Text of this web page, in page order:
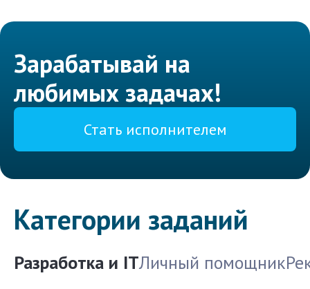
Зарабатывай на
любимых задачах!
Стать исполнителем
Категории заданий
Разработка и ITЛичный помощник